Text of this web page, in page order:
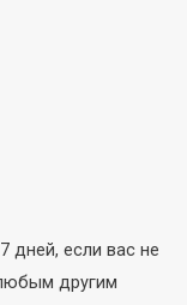
дней, если вас не
другим